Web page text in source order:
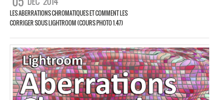
LES ABERRATIONS CHROMATIQUES ET COMMENT LES
CORRIGER SOUS LIGHTROOM (COURS PHOTO 1.47)